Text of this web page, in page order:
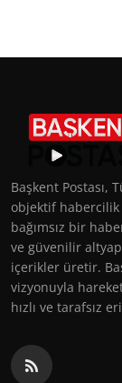
Başkent Postası,
objektif habercilik
bağımsız bir
ve güvenilir
içerikler üretir.
vizyonuyla
hızlı ve tarafsız